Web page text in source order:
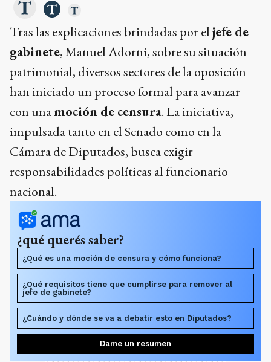
Tras las explicaciones brindadas por eljefe de
gabinete, Manuel Adorni, sobre su situación
patrimonial, diversos sectores de la oposición
han iniciado un proceso formal para avanzar
con unamoción de censura. La iniciativa,
impulsada tanto en el Senado como en la
Cámara de Diputados, busca exigir
responsabilidades políticas al funcionario
nacional.
¿qué querés saber?
¿Qué es una moción de censura y cómo funciona?
¿Qué requisitos tiene que cumplirse para remover al
jefe de gabinete?
¿Cuándo y dónde se va a debatir esto en Diputados?
Dame un resumen